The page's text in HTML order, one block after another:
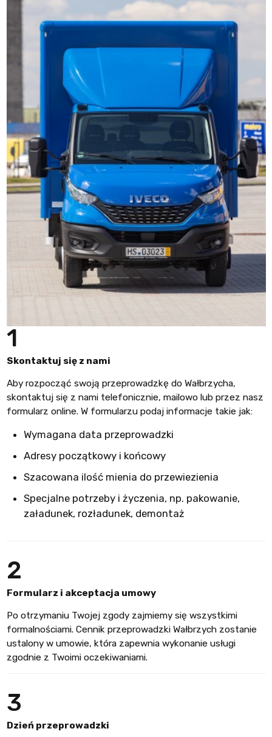
1
Skontaktuj się z nami
Aby rozpocząć swoją przeprowadzkę do Wałbrzycha,
skontaktuj się z nami telefonicznie, mailowo lub przez nasz
formularz online. W formularzu podaj informacje takie jak:
Wymagana data przeprowadzki
Adresy początkowy i końcowy
Szacowana ilość mienia do przewiezienia
Specjalne potrzeby i życzenia, np. pakowanie,
załadunek, rozładunek, demontaż
2
Formularz i akceptacja umowy
Po otrzymaniu Twojej zgody zajmiemy się wszystkimi
formalnościami. Cennik przeprowadzki Wałbrzych zostanie
ustalony w umowie, która zapewnia wykonanie usługi
zgodnie z Twoimi oczekiwaniami.
3
Dzień przeprowadzki